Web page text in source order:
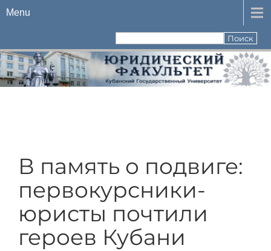
Menu
В память о подвиге:
первокурсники-
юристы почтили
героев Кубани